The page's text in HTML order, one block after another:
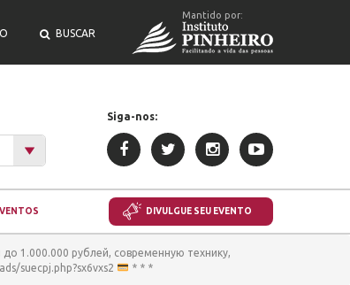
BUSCAR
Mantido por:
Siga-nos:
DIVULGUE SEU EVENTO
1.000.000 рублей, современную технику,
suecpj.php?sx6vxs2
* * *